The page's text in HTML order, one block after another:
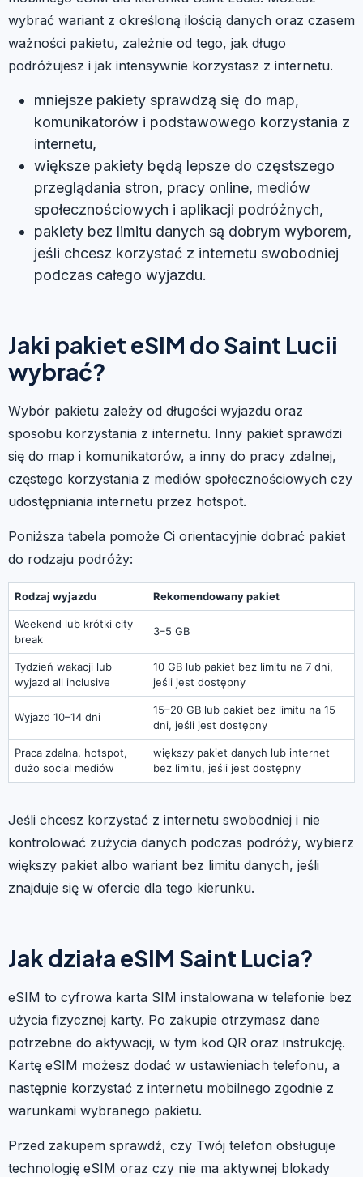
wybrać wariant z określoną ilością danych oraz czasem
ważności pakietu, zależnie od tego, jak długo
podróżujesz i jak intensywnie korzystasz z internetu.
mniejsze pakiety sprawdzą się do map,
komunikatorów i podstawowego korzystania z
internetu,
większe pakiety będą lepsze do częstszego
przeglądania stron, pracy online, mediów
społecznościowych i aplikacji podróżnych,
pakiety bez limitu danych są dobrym wyborem,
jeśli chcesz korzystać z internetu swobodniej
podczas całego wyjazdu.
Jaki pakiet eSIM do Saint Lucii
wybrać?
Wybór pakietu zależy od długości wyjazdu oraz
sposobu korzystania z internetu. Inny pakiet sprawdzi
się do map i komunikatorów, a inny do pracy zdalnej,
częstego korzystania z mediów społecznościowych czy
udostępniania internetu przez hotspot.
Poniższa tabela pomoże Ci orientacyjnie dobrać pakiet
do rodzaju podróży:
Rodzaj wyjazdu Rekomendowany pakiet
Weekend lub krótki city
break
3–5 GB
Tydzień wakacji lub
wyjazd all inclusive
10 GB lub pakiet bez limitu na 7 dni,
jeśli jest dostępny
Wyjazd 10–14 dni
15–20 GB lub pakiet bez limitu na 15
dni, jeśli jest dostępny
Praca zdalna, hotspot,
dużo social mediów
większy pakiet danych lub internet
bez limitu, jeśli jest dostępny
Jeśli chcesz korzystać z internetu swobodniej i nie
kontrolować zużycia danych podczas podróży, wybierz
większy pakiet albo wariant bez limitu danych, jeśli
znajduje się w ofercie dla tego kierunku.
Jak działa eSIM Saint Lucia?
eSIM to cyfrowa karta SIM instalowana w telefonie bez
użycia fizycznej karty. Po zakupie otrzymasz dane
potrzebne do aktywacji, w tym kod QR oraz instrukcję.
Kartę eSIM możesz dodać w ustawieniach telefonu, a
następnie korzystać z internetu mobilnego zgodnie z
warunkami wybranego pakietu.
Przed zakupem sprawdź, czy Twój telefon obsługuje
technologię eSIM oraz czy nie ma aktywnej blokady